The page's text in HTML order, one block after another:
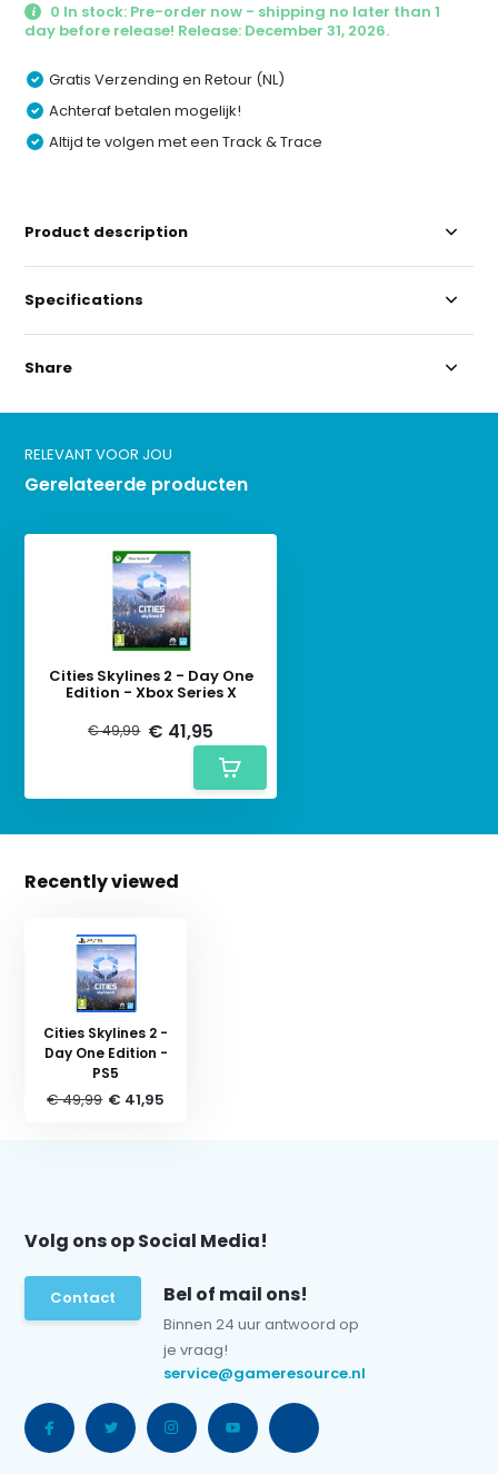
0 In stock: Pre-order now - shipping no later than 1
day before release! Release: December 31, 2026.
Gratis Verzending en Retour (NL)
Achteraf betalen mogelijk!
Altijd te volgen met een Track & Trace
Product description
Specifications
Share
RELEVANT VOOR JOU
Gerelateerde producten
Cities Skylines 2 - Day One
Edition - Xbox Series X
€ 49,99 € 41,95
Recently viewed
Cities Skylines 2 -
Day One Edition -
PS5
€ 49,99 € 41,95
Volg ons op Social Media!
Contact Bel of mail ons!
Binnen 24 uur antwoord op
je vraag!
service@gameresource.nl